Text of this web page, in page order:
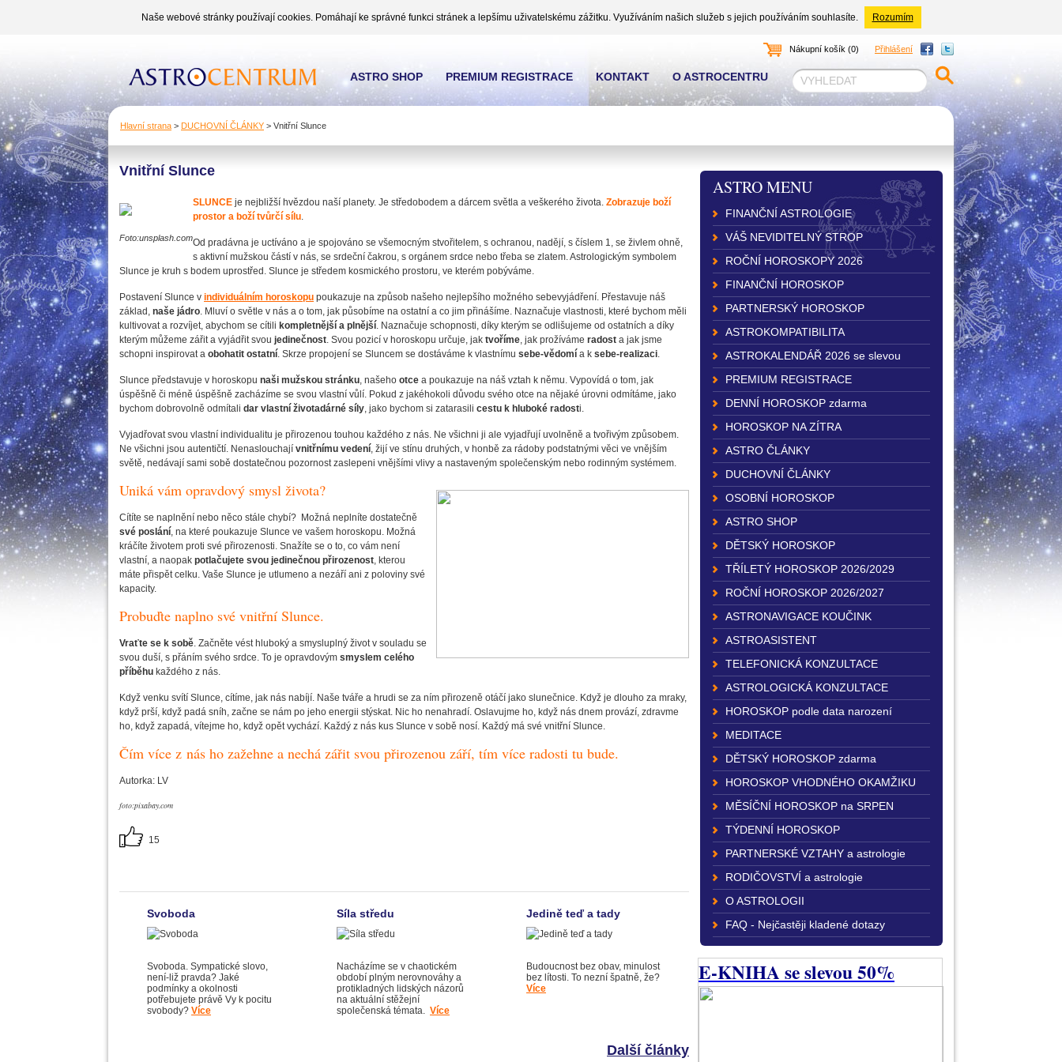
Naše webové stránky používají cookies. Pomáhají ke správné funkci stránek a lepšímu uživatelskému zážitku. Využíváním našich služeb s jejich používáním souhlasíte. Rozumím
Hlavní strana > DUCHOVNÍ ČLÁNKY > Vnitřní Slunce
Vnitřní Slunce
Foto:unsplash.com
SLUNCE je nejbližší hvězdou naší planety. Je středobodem a dárcem světla a veškerého života. Zobrazuje boží
prostor a boží tvůrčí sílu.
Od pradávna je uctíváno a je spojováno se všemocným stvořitelem, s ochranou, nadějí, s číslem 1, se živlem ohně,
s aktivní mužskou částí v nás, se srdeční čakrou, s orgánem srdce nebo třeba se zlatem. Astrologickým symbolem
Slunce je kruh s bodem uprostřed. Slunce je středem kosmického prostoru, ve kterém pobýváme.
Postavení Slunce v individuálním horoskopu poukazuje na způsob našeho nejlepšího možného sebevyjádření. Přestavuje náš
základ, naše jádro. Mluví o světle v nás a o tom, jak působíme na ostatní a co jim přinášíme. Naznačuje vlastnosti, které bychom měli
kultivovat a rozvíjet, abychom se cítili kompletnější a plnější. Naznačuje schopnosti, díky kterým se odlišujeme od ostatních a díky
kterým můžeme zářit a vyjádřit svou jedinečnost. Svou pozicí v horoskopu určuje, jak tvoříme, jak prožíváme radost a jak jsme
schopni inspirovat a obohatit ostatní. Skrze propojení se Sluncem se dostáváme k vlastnímu sebe-vědomí a k sebe-realizaci.
Slunce představuje v horoskopu naši mužskou stránku, našeho otce a poukazuje na náš vztah k němu. Vypovídá o tom, jak
úspěšně či méně úspěšně zacházíme se svou vlastní vůlí. Pokud z jakéhokoli důvodu svého otce na nějaké úrovni odmítáme, jako
bychom dobrovolně odmítali dar vlastní životadárné síly, jako bychom si zatarasili cestu k hluboké radosti.
Vyjadřovat svou vlastní individualitu je přirozenou touhou každého z nás. Ne všichni ji ale vyjadřují uvolněně a tvořivým způsobem.
Ne všichni jsou autentičtí. Nenaslouchají vnitřnímu vedení, žijí ve stínu druhých, v honbě za rádoby podstatnými věci ve vnějším
světě, nedávají sami sobě dostatečnou pozornost zaslepeni vnějšími vlivy a nastaveným společenským nebo rodinným systémem.
Uniká vám opravdový smysl života?
Cítíte se naplnění nebo něco stále chybí? Možná neplníte dostatečně
své poslání, na které poukazuje Slunce ve vašem horoskopu. Možná
kráčíte životem proti své přirozenosti. Snažíte se o to, co vám není
vlastní, a naopak potlačujete svou jedinečnou přirozenost, kterou
máte přispět celku. Vaše Slunce je utlumeno a nezáří ani z poloviny své
kapacity.
Probuďte naplno své vnitřní Slunce.
Vraťte se k sobě. Začněte vést hluboký a smysluplný život v souladu se
svou duší, s přáním svého srdce. To je opravdovým smyslem celého
příběhu každého z nás.
Když venku svítí Slunce, cítíme, jak nás nabíjí. Naše tváře a hrudi se za ním přirozeně otáčí jako slunečnice. Když je dlouho za mraky,
když prší, když padá sníh, začne se nám po jeho energii stýskat. Nic ho nenahradí. Oslavujme ho, když nás dnem provází, zdravme
ho, když zapadá, vítejme ho, když opět vychází. Každý z nás kus Slunce v sobě nosí. Každý má své vnitřní Slunce.
Čím více z nás ho zažehne a nechá zářit svou přirozenou září, tím více radosti tu bude.
Autorka: LV
foto:pixabay.com
15
Svoboda
Svoboda. Sympatické slovo,
není-liž pravda? Jaké
podmínky a okolnosti
potřebujete právě Vy k pocitu
svobody? Více
Síla středu
Nacházíme se v chaotickém
období plným nerovnováhy a
protikladných lidských názorů
na aktuální stěžejní
společenská témata. Více
Jedině teď a tady
Budoucnost bez obav, minulost
bez lítosti. To nezní špatně, že?
Více
Další články
ASTRO MENU
FINANČNÍ ASTROLOGIE
VÁŠ NEVIDITELNÝ STROP
ROČNÍ HOROSKOPY 2026
FINANČNÍ HOROSKOP
PARTNERSKÝ HOROSKOP
ASTROKOMPATIBILITA
ASTROKALENDÁŘ 2026 se slevou
PREMIUM REGISTRACE
DENNÍ HOROSKOP zdarma
HOROSKOP NA ZÍTRA
ASTRO ČLÁNKY
DUCHOVNÍ ČLÁNKY
OSOBNÍ HOROSKOP
ASTRO SHOP
DĚTSKÝ HOROSKOP
TŘÍLETÝ HOROSKOP 2026/2029
ROČNÍ HOROSKOP 2026/2027
ASTRONAVIGACE KOUČINK
ASTROASISTENT
TELEFONICKÁ KONZULTACE
ASTROLOGICKÁ KONZULTACE
HOROSKOP podle data narození
MEDITACE
DĚTSKÝ HOROSKOP zdarma
HOROSKOP VHODNÉHO OKAMŽIKU
MĚSÍČNÍ HOROSKOP na SRPEN
TÝDENNÍ HOROSKOP
PARTNERSKÉ VZTAHY a astrologie
RODIČOVSTVÍ a astrologie
O ASTROLOGII
FAQ - Nejčastěji kladené dotazy
E-KNIHA se slevou 50%
ASTRO SHOP PREMIUM REGISTRACE KONTAKT O ASTROCENTRU
Přihlášení
Nákupní košík (0)